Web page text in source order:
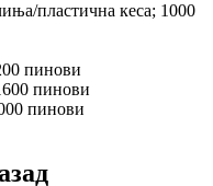
пластична кеса; 1000
пинови
пинови
пинови